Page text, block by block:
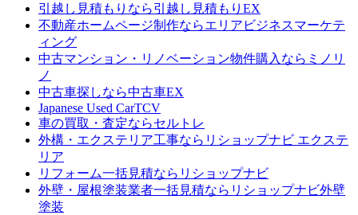
引越し見積もりなら引越し見積もりEX
不動産ホームページ制作ならエリアビジネスマーケテ
ィング
中古マンション・リノベーション物件購入なら ミノリ
ノ
中古車探しなら中古車EX
Japanese Used CarTCV
車の買取・査定ならセルトレ
外構・エクステリア工事なら リショップナビ エクステ
リア
リフォーム一括見積なら リショップナビ
外壁・屋根塗装業者一括見積なら リショップナビ外壁
塗装